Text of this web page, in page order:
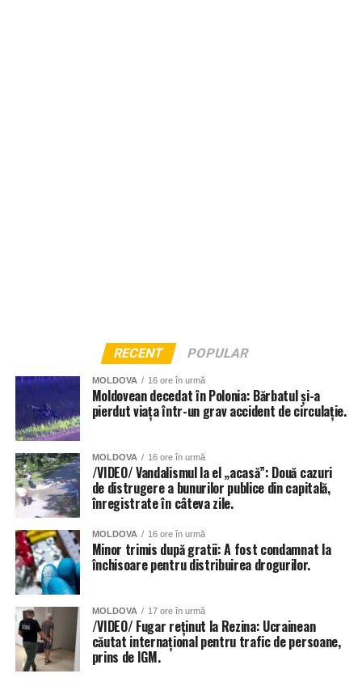
RECENT POPULAR
MOLDOVA 16 ore în urmă
Moldovean decedat în Polonia: Bărbatul și-a
pierdut viața într-un grav accident de circulație.
MOLDOVA 16 ore în urmă
/VIDEO/ Vandalismul la el „acasă”: Două cazuri
de distrugere a bunurilor publice din capitală,
înregistrate în câteva zile.
MOLDOVA 16 ore în urmă
Minor trimis după gratii: A fost condamnat la
închisoare pentru distribuirea drogurilor.
MOLDOVA 17 ore în urmă
/VIDEO/ Fugar reținut la Rezina: Ucrainean
căutat internațional pentru trafic de persoane,
prins de IGM.